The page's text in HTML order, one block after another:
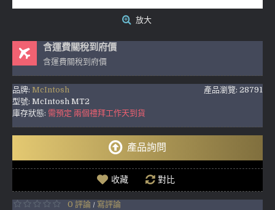
放大
含運費關稅到府價
含運費關稅到府價
產品瀏覽: 28791
品牌: McIntosh
型號: McIntosh MT2
庫存狀態: 需預定 兩個禮拜工作天到貨
產品詢問
收藏 對比
0 評論 / 寫評論